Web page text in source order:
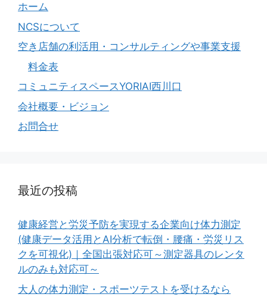
ホーム
NCSについて
空き店舗の利活用・コンサルティングや事業支援
料金表
コミュニティスペースYORIAI西川口
会社概要・ビジョン
お問合せ
最近の投稿
健康経営と労災予防を実現する企業向け体力測定
(健康データ活用とAI分析で転倒・腰痛・労災リス
クを可視化)｜全国出張対応可～測定器具のレンタ
ルのみも対応可～
大人の体力測定・スポーツテストを受けるなら